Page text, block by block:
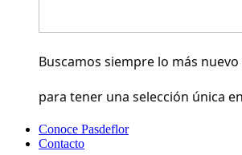
Buscamos siempre lo más
para tener una selección única
Conoce Pasdeflor
Contacto